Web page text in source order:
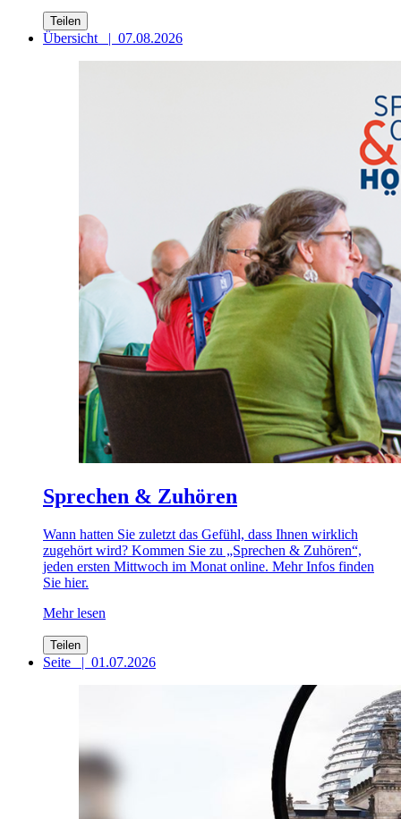
Teilen
Übersicht | 07.08.2026
Sprechen & Zuhören
Wann hatten Sie zuletzt das Gefühl, dass Ihnen wirklich
zugehört wird? Kommen Sie zu „Sprechen & Zuhören“,
jeden ersten Mittwoch im Monat online. Mehr Infos finden
Sie hier.
Mehr lesen
Teilen
Seite | 01.07.2026